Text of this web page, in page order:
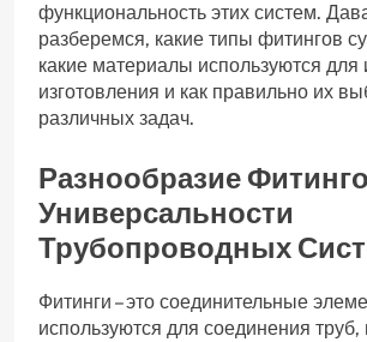
функциональность этих систем.
разберемся, какие типы фитингов
какие материалы используются для
изготовления и как правильно их
различных задач.
Разнообразие
Универсальности
Трубопроводных
Фитинги – это соединительные
используются для соединения